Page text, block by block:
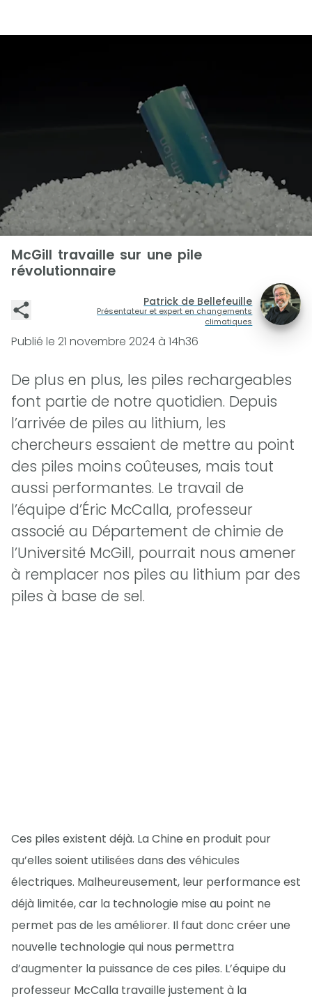
McGill travaille sur une pile
révolutionnaire
Patrick de Bellefeuille
Présentateur et expert en changements
climatiques
Publié le 21 novembre 2024 à 14h36
De plus en plus, les piles rechargeables
font partie de notre quotidien. Depuis
l’arrivée de piles au lithium, les
chercheurs essaient de mettre au point
des piles moins coûteuses, mais tout
aussi performantes. Le travail de
l’équipe d’Éric McCalla, professeur
associé au Département de chimie de
l’Université McGill, pourrait nous amener
à remplacer nos piles au lithium par des
piles à base de sel.
Ces piles existent déjà. La Chine en produit pour
qu’elles soient utilisées dans des véhicules
électriques. Malheureusement, leur performance est
déjà limitée, car la technologie mise au point ne
permet pas de les améliorer. Il faut donc créer une
nouvelle technologie qui nous permettra
d’augmenter la puissance de ces piles. L’équipe du
professeur McCalla travaille justement à la